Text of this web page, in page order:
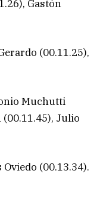
Gastón
(00.11.25),
Muchutti
(00.11.45), Julio
Oviedo (00.13.34).